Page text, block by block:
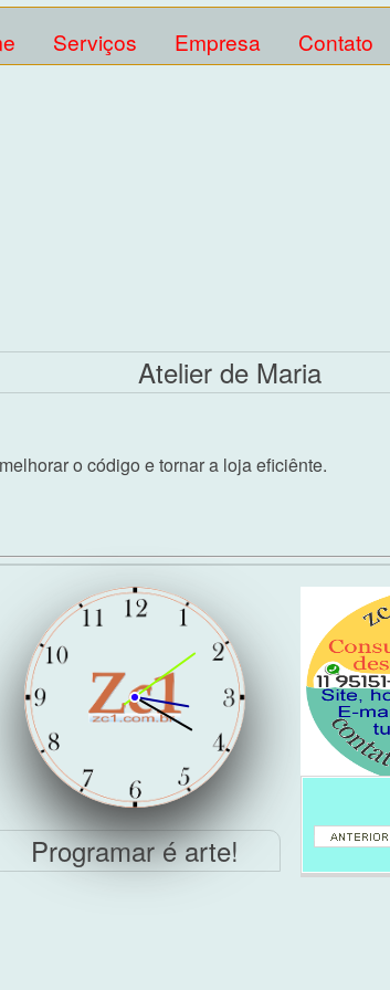
Serviços Empresa Contato
Atelier de Maria
o código e tornar a loja eficiênte.
Programar é arte! Zc1